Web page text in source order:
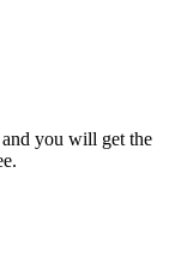
you will get the